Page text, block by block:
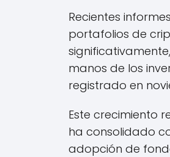
Recientes
portafolios de
manos de los
registrado en
Este crecimiento
ha consolidado
adopción de